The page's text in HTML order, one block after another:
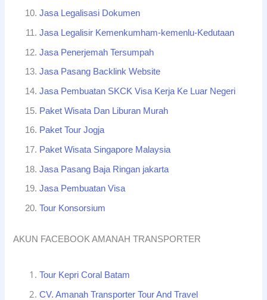
Jasa Legalisasi Dokumen
Jasa Legalisir Kemenkumham-kemenlu-Kedutaan
Jasa Penerjemah Tersumpah
Jasa Pasang Backlink Website
Jasa Pembuatan SKCK Visa Kerja Ke Luar Negeri
Paket Wisata Dan Liburan Murah
Paket Tour Jogja
Paket Wisata Singapore Malaysia
Jasa Pasang Baja Ringan jakarta
Jasa Pembuatan Visa
Tour Konsorsium
AKUN FACEBOOK AMANAH TRANSPORTER
Tour Kepri Coral Batam
CV. Amanah Transporter Tour And Travel